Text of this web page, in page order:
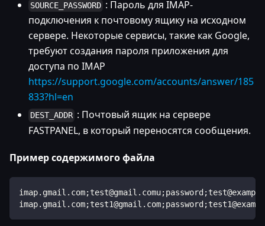
SOURCE_PASSWORD : Пароль для IMAP-
подключения к почтовому ящику на исходном
сервере. Некоторые сервисы, такие как Google,
требуют создания пароля приложения для
доступа по IMAP
https://support.google.com/accounts/answer/185
833?hl=en
DEST_ADDR : Почтовый ящик на сервере
FASTPANEL, в который переносятся сообщения.
Пример содержимого файла